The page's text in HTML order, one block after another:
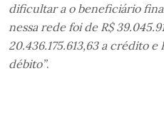
dificultar a o beneficiário
nessa rede foi de R$
20.436.175.613,63 a crédito e
débito”.